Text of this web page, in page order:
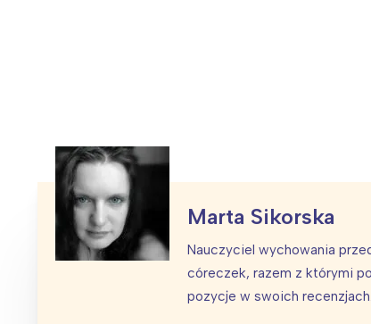
Marta Sikorska
Nauczyciel wychowania
córeczek, razem z którymi
pozycje w swoich